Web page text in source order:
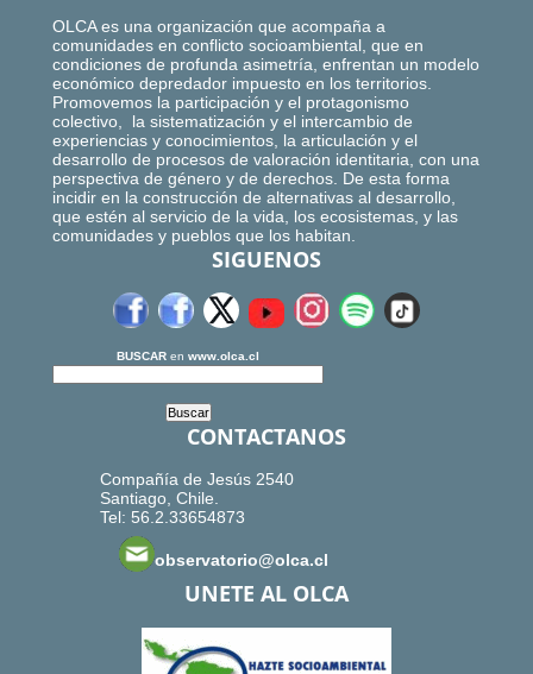
OLCA es una organización que acompaña a
comunidades en conflicto socioambiental, que en
condiciones de profunda asimetría, enfrentan un modelo
económico depredador impuesto en los territorios.
Promovemos la participación y el protagonismo
colectivo, la sistematización y el intercambio de
experiencias y conocimientos, la articulación y el
desarrollo de procesos de valoración identitaria, con una
perspectiva de género y de derechos. De esta forma
incidir en la construcción de alternativas al desarrollo,
que estén al servicio de la vida, los ecosistemas, y las
comunidades y pueblos que los habitan.
SIGUENOS
BUSCAR en www.olca.cl
CONTACTANOS
Compañía de Jesús 2540
Santiago, Chile.
Tel: 56.2.33654873
observatorio@olca.cl
UNETE AL OLCA